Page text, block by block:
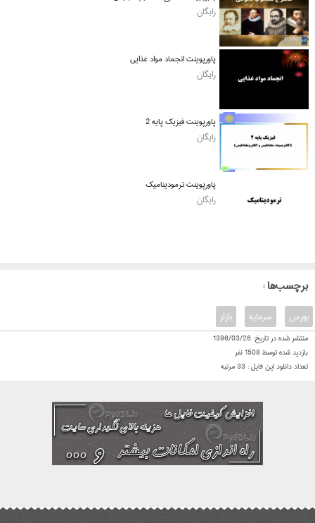
رایگان
پاورپوینت انجماد مواد غذایی
رایگان
پاورپوینت فیزیک پایه 2
رایگان
پاورپوینت ترمودینامیک
رایگان
: برچسب‌ها
بازار سرمایه بورس
منتشر شده در تاریخ: 1396/03/26
بازدید شده توسط1508نفر
تعداد دانلود این فایل : 33مرتبه